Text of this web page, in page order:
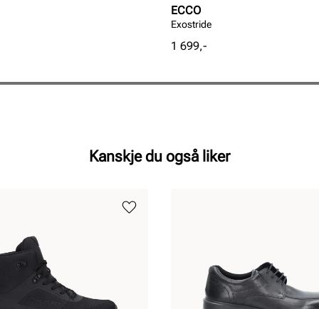
ECCO
Exostride
Pris
1 699,-
Kanskje du også liker